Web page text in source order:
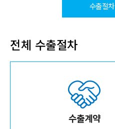
수출절차
전체 수출절차
수출계약